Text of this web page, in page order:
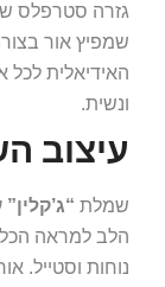
גזרה סטרפלס
שמפיץ אור
האידיאלית לכל
ונשית.
עיצוב
שמלת “ג’קלין”
הלב למראה
נוחות וסטייל.